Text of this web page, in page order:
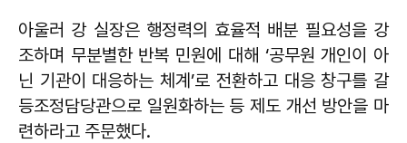
아울러 강 실장은 행정력의 효율적 배분 필요성을 강
조하며 무분별한 반복 민원에 대해 ‘공무원 개인이 아
닌 기관이 대응하는 체계’로 전환하고 대응 창구를 갈
등조정담당관으로 일원화하는 등 제도 개선 방안을 마
련하라고 주문했다.